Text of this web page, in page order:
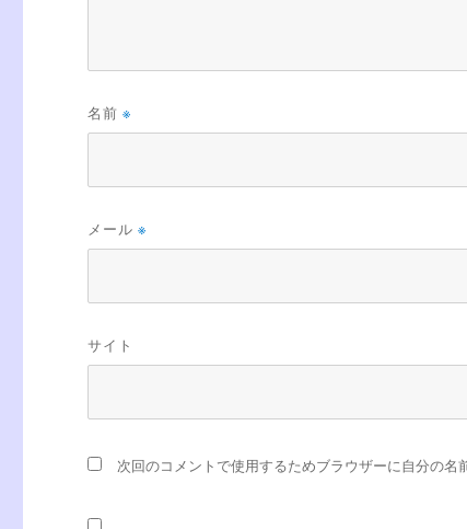
名前※
メール※
サイト
次回のコメントで使用するためブラウザーに自分の名